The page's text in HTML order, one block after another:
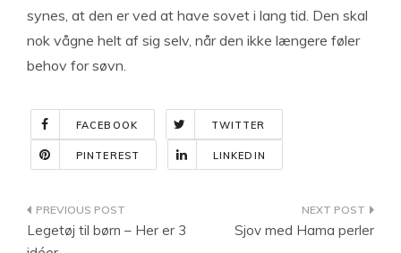
synes, at den er ved at have sovet i lang tid. Den skal
nok vågne helt af sig selv, når den ikke længere føler
behov for søvn.
FACEBOOK TWITTER
PINTEREST LINKEDIN
Indlægsnavigation
Legetøj til børn – Her er 3
Sjov med Hama perler